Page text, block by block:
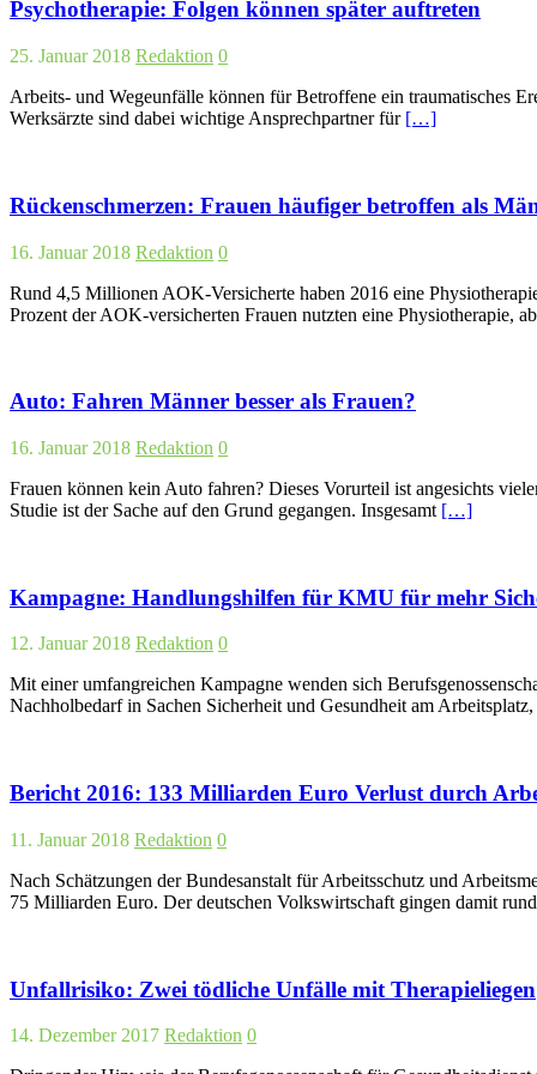
Psychotherapie: Folgen können später auftreten
25. Januar 2018 Redaktion 0
Arbeits- und Wegeunfälle können für Betroffene ein traumatisches
Werksärzte sind dabei wichtige Ansprechpartner für […]
Rückenschmerzen: Frauen häufiger betroffen als
16. Januar 2018 Redaktion 0
Rund 4,5 Millionen AOK-Versicherte haben 2016 eine
Prozent der AOK-versicherten Frauen nutzten eine Physiotherapie,
Auto: Fahren Männer besser als Frauen?
16. Januar 2018 Redaktion 0
Frauen können kein Auto fahren? Dieses Vorurteil ist angesichts
Studie ist der Sache auf den Grund gegangen. Insgesamt […]
Kampagne: Handlungshilfen für KMU für mehr
12. Januar 2018 Redaktion 0
Mit einer umfangreichen Kampagne wenden sich
Nachholbedarf in Sachen Sicherheit und Gesundheit am
Bericht 2016: 133 Milliarden Euro Verlust durch
11. Januar 2018 Redaktion 0
Nach Schätzungen der Bundesanstalt für Arbeitsschutz und
75 Milliarden Euro. Der deutschen Volkswirtschaft gingen damit
Unfallrisiko: Zwei tödliche Unfälle mit Therapieliegen
14. Dezember 2017 Redaktion 0